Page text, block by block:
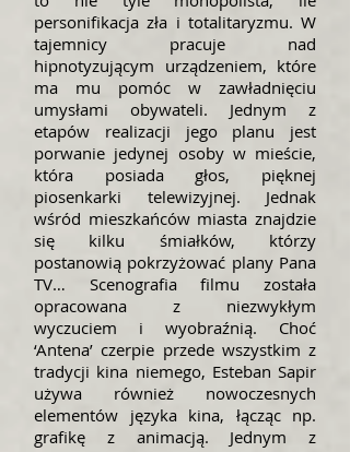
personifikacja zła i totalitaryzmu. W
tajemnicy pracuje nad
hipnotyzującym urządzeniem, które
ma mu pomóc w zawładnięciu
umysłami obywateli. Jednym z
etapów realizacji jego planu jest
porwanie jedynej osoby w mieście,
która posiada głos, pięknej
piosenkarki telewizyjnej. Jednak
wśród mieszkańców miasta znajdzie
się kilku śmiałków, którzy
postanowią pokrzyżować plany Pana
TV… Scenografia filmu została
opracowana z niezwykłym
wyczuciem i wyobraźnią. Choć
‘Antena’ czerpie przede wszystkim z
tradycji kina niemego, Esteban Sapir
używa również nowoczesnych
elementów języka kina, łącząc np.
grafikę z animacją. Jednym z